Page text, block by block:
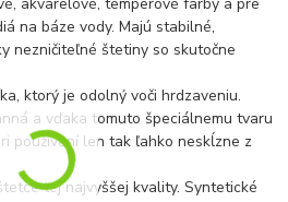
akvarelové, temperové farby a pre
na báze vody. Majú stabilné,
nezničiteľné štetiny so skutočne
ktorý je odolný voči hrdzaveniu.
a vďaka tomuto špeciálnemu tvaru
používaní len tak ľahko neskĺzne z
tej najvyššej kvality. Syntetické